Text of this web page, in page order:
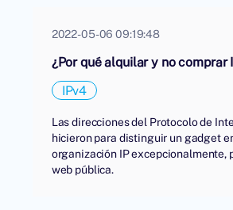
2022-05-06 09:19:48
¿Por qué alquilar y no comprar
IPv4
Las direcciones del Protocolo de
hicieron para distinguir un gadget
organización IP excepcionalmente,
web pública.